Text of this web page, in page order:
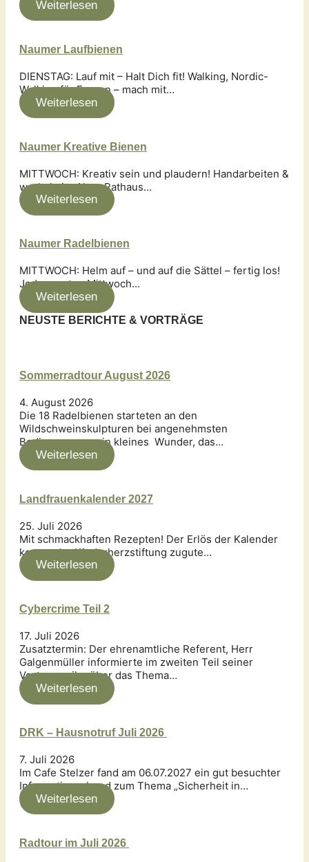
Weiterlesen
Naumer Laufbienen
DIENSTAG: Lauf mit – Halt Dich fit! Walking, Nordic-
Walking für Frauen – mach mit…
Weiterlesen
Naumer Kreative Bienen
MITTWOCH: Kreativ sein und plaudern! Handarbeiten &
wer­keln im Alten Rathaus…
Weiterlesen
Naumer Radelbienen
MITTWOCH: Helm auf – und auf die Sättel – fertig los!
Jeden ersten Mittwoch…
Weiterlesen
NEUSTE BERICHTE & VORTRÄGE
Sommerradtour August 2026
4. August 2026
Die 18 Radelbienen starteten an den
Wildschweinskulpturen bei angenehmsten
Bedingungen – ein kleines Wunder, das…
Weiterlesen
Landfrauenkalender 2027
25. Juli 2026
Mit schmackhaften Rezepten! Der Erlös der Kalender
kommt der Kinderherzstiftung zugute…
Weiterlesen
Cybercrime Teil 2
17. Juli 2026
Zusatztermin: Der ehrenamtliche Referent, Herr
Galgenmüller informierte im zweiten Teil seiner
Vortragsreihe über das Thema…
Weiterlesen
DRK – Hausnotruf Juli 2026
7. Juli 2026
Im Cafe Stelzer fand am 06.07.2027 ein gut besuchter
Informationsabend zum Thema „Sicherheit in…
Weiterlesen
Radtour im Juli 2026